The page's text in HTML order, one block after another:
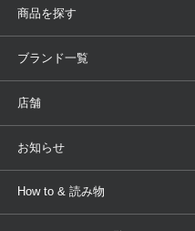
商品を探す
アイテム
トピックス
ブランド一覧
WACOAL
AMPHI
店舗
店舗を探す
ブラ無料診断
お知らせ
新着情報
How to & 読み物